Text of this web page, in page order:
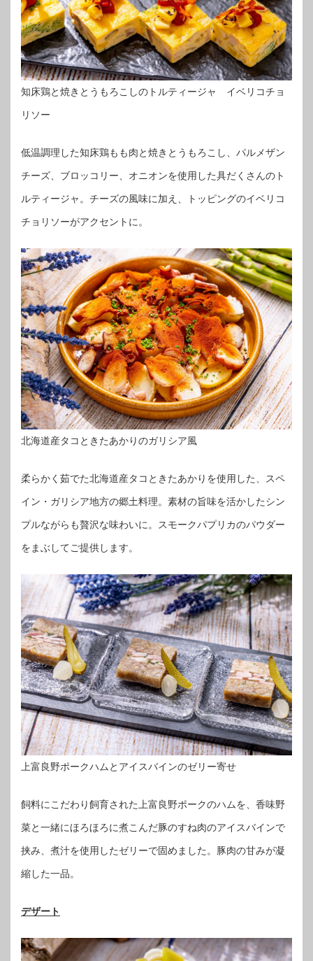
知床鶏と焼きとうもろこしのトルティージャ イベリコチョ
リソー
低温調理した知床鶏もも肉と焼きとうもろこし、パルメザン
チーズ、ブロッコリー、オニオンを使用した具だくさんのト
ルティージャ。チーズの風味に加え、トッピングのイベリコ
チョリソーがアクセントに。
北海道産タコときたあかりのガリシア風
柔らかく茹でた北海道産タコときたあかりを使用した、スペ
イン・ガリシア地方の郷土料理。素材の旨味を活かしたシン
プルながらも贅沢な味わいに。スモークパプリカのパウダー
をまぶしてご提供します。
上富良野ポークハムとアイスバインのゼリー寄せ
飼料にこだわり飼育された上富良野ポークのハムを、香味野
菜と一緒にほろほろに煮こんだ豚のすね肉のアイスバインで
挟み、煮汁を使用したゼリーで固めました。豚肉の甘みが凝
縮した一品。
デザート